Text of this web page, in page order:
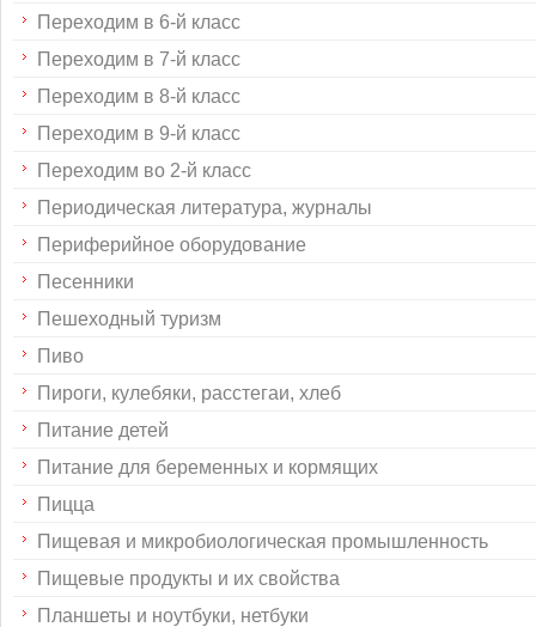
Переходим в 6-й класс
Переходим в 7-й класс
Переходим в 8-й класс
Переходим в 9-й класс
Переходим во 2-й класс
Периодическая литература, журналы
Периферийное оборудование
Песенники
Пешеходный туризм
Пиво
Пироги, кулебяки, расстегаи, хлеб
Питание детей
Питание для беременных и кормящих
Пицца
Пищевая и микробиологическая промышленность
Пищевые продукты и их свойства
Планшеты и ноутбуки, нетбуки